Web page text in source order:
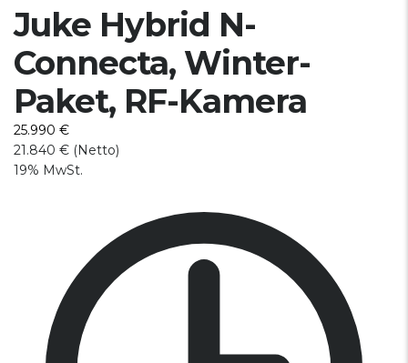
Juke Hybrid N-
Connecta, Winter-
Paket, RF-Kamera
25.990 €
21.840 € (Netto)
19% MwSt.